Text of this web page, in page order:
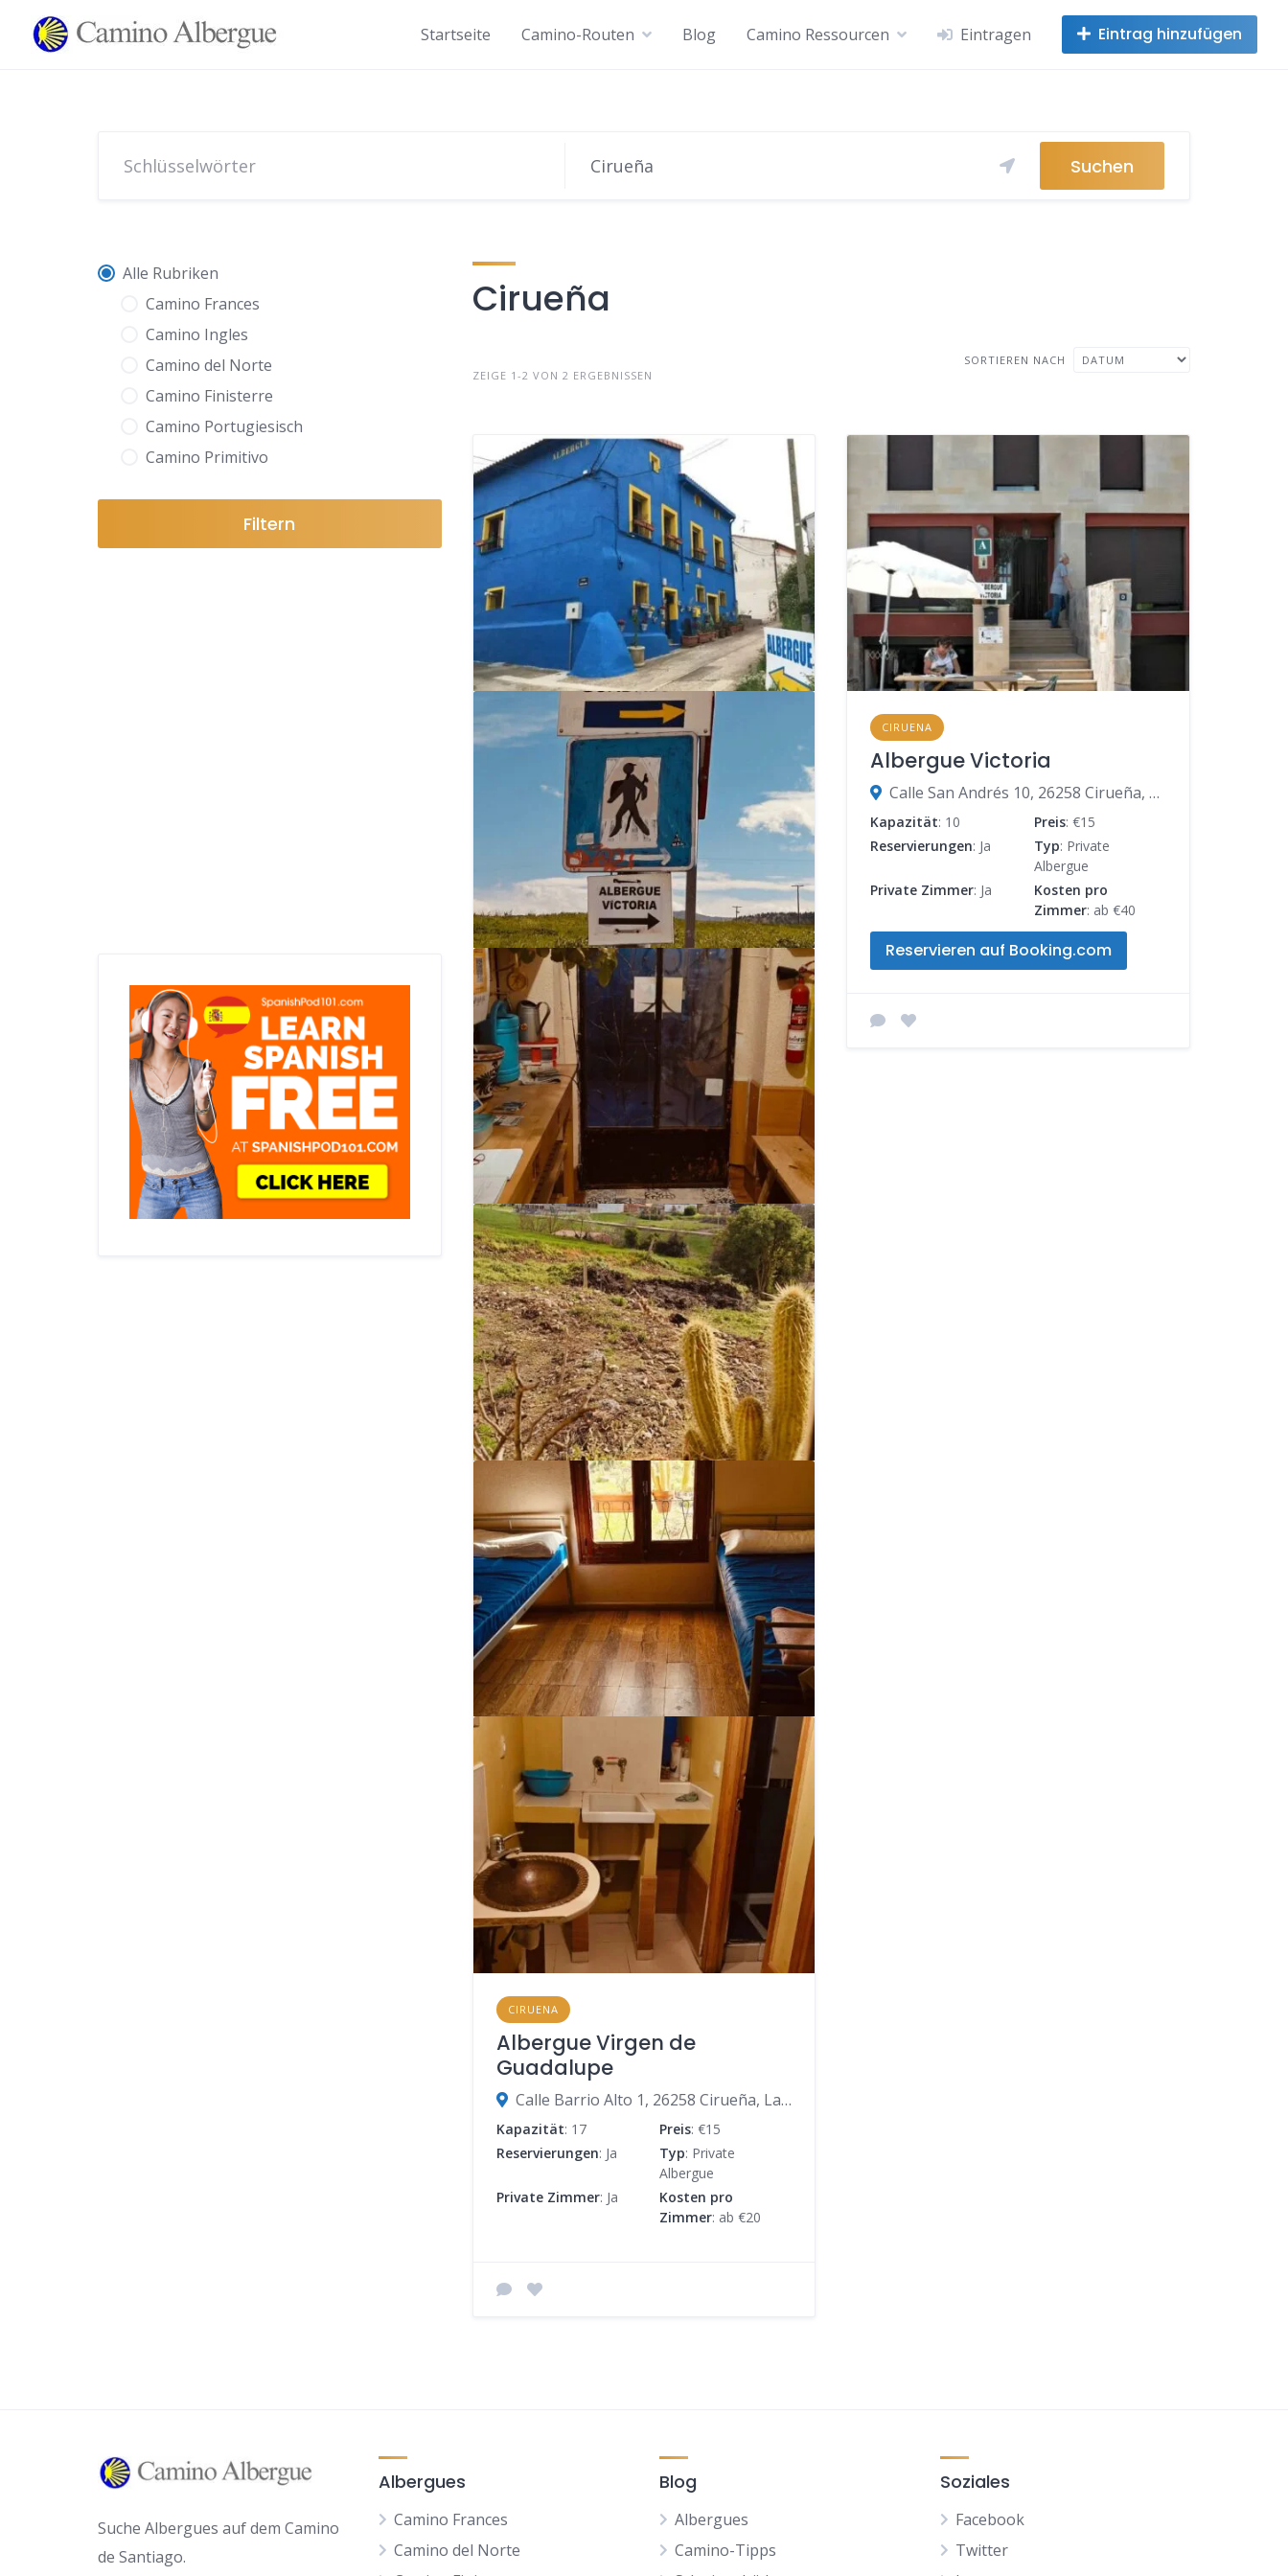
Inhalt
springen
Startseite Camino-Routen Blog Camino Ressourcen Eintragen Eintrag hinzufügen
Suchen
Alle Rubriken
Camino Frances
Camino Ingles
Camino del Norte
Camino Finisterre
Camino Portugiesisch
Camino Primitivo
Filtern
Cirueña
ZEIGE 1-2 VON 2 ERGEBNISSEN
SORTIEREN NACH
CIRUENA
Albergue Virgen de
Guadalupe
Calle Barrio Alto 1, 26258 Cirueña, La Rioja, Spanien
Kapazität: 17 Preis: €15
Reservierungen: Ja Typ: Private
Albergue
Private Zimmer: Ja
Kosten pro
Zimmer: ab €20
CIRUENA
Albergue Victoria
Calle San Andrés 10, 26258 Cirueña, La Rioja, Spanien
Kapazität: 10 Preis: €15
Reservierungen: Ja Typ: Private
Albergue
Private Zimmer: Ja
Kosten pro
Zimmer: ab €40
Reservieren auf Booking.com
Suche Albergues auf dem Camino
de Santiago.
Albergues
Camino Frances
Camino del Norte
Blog
Albergues
Camino-Tipps
Soziales
Facebook
Twitter